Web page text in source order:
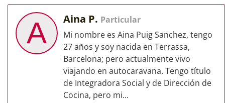
A Aina P. Particular
Mi nombre es Aina Puig Sanchez, tengo
27 años y soy nacida en Terrassa,
Barcelona; pero actualmente vivo
viajando en autocaravana. Tengo título
de Integradora Social y de Dirección de
Cocina, pero mi...